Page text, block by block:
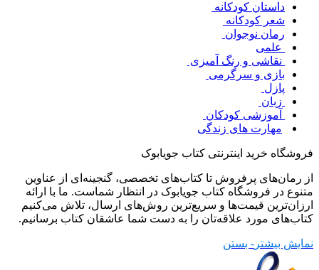
داستان کودکانه
شعر کودکانه
رمان نوجوان
علمی
نقاشی و رنگ آمیزی
بازی و سرگرمی
پازل
زبان
آموزشی کودکان
مهارت های زندگی
فروشگاه خرید اینترنتی کتاب جویابوک
از رمان‌های پرفروش تا کتاب‌های تخصصی، گنجینه‌ای از عناوین
متنوع در فروشگاه کتاب جویابوک در انتظار شماست. ما با ارائه
ارزان‌ترین قیمت‌ها و سریع‌ترین روش‌های ارسال، تلاش می‌کنیم
کتاب‌های مورد علاقه‌تان را به دست شما عاشقان کتاب برسانیم.
نمایش بیشتر - بستن